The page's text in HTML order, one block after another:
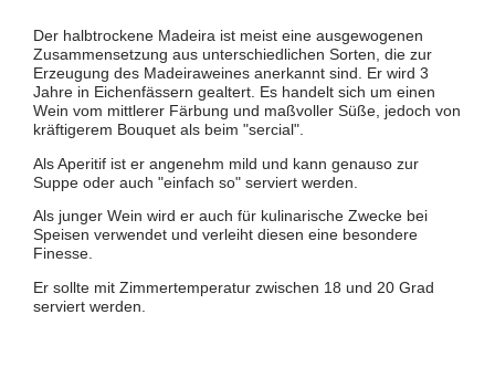
Der halbtrockene Madeira ist meist eine ausgewogenen
Zusammensetzung aus unterschiedlichen Sorten, die zur
Erzeugung des Madeiraweines anerkannt sind. Er wird 3
Jahre in Eichenfässern gealtert. Es handelt sich um einen
Wein vom mittlerer Färbung und maßvoller Süße, jedoch von
kräftigerem Bouquet als beim "sercial".
Als Aperitif ist er angenehm mild und kann genauso zur
Suppe oder auch "einfach so" serviert werden.
Als junger Wein wird er auch für kulinarische Zwecke bei
Speisen verwendet und verleiht diesen eine besondere
Finesse.
Er sollte mit Zimmertemperatur zwischen 18 und 20 Grad
serviert werden.